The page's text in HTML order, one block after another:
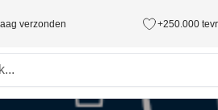
verzonden +250.000